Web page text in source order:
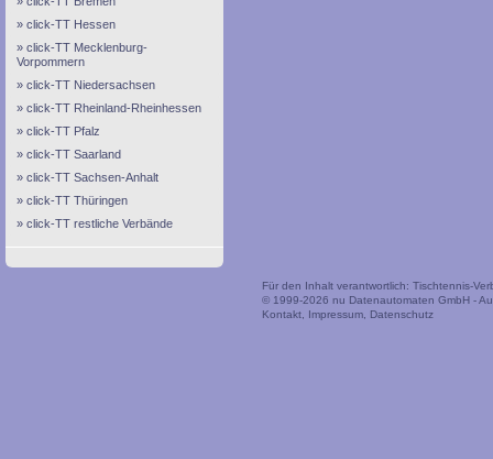
click-TT Hessen
click-TT Mecklenburg-
Vorpommern
click-TT Niedersachsen
click-TT Rheinland-Rheinhessen
click-TT Pfalz
click-TT Saarland
click-TT Sachsen-Anhalt
click-TT Thüringen
click-TT restliche Verbände
Für den Inhalt verantwortlich: Tischtennis-
© 1999-2026 nu Datenautomaten GmbH -
Kontakt
Impressum Datenschutz